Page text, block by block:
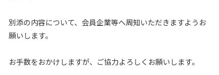
別添の内容について、会員企業等へ周知いただきますようお
願いします。
お手数をおかけしますが、ご協力よろしくお願いします。